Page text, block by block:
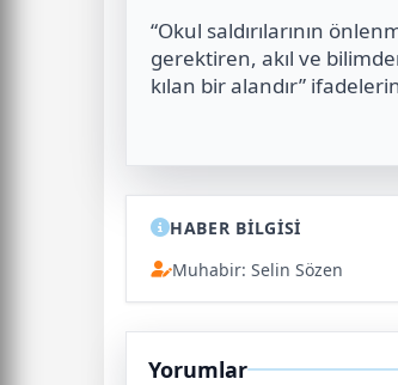
“Okul saldırılarının
gerektiren, akıl ve
kılan bir alandır”
HABER BİLGİSİ
Muhabir: Selin Sözen
Yorumlar